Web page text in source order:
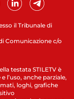
il Tribunale di
Comunicazione c/o
testata STILETV è
l’uso, anche parziale,
loghi, grafiche